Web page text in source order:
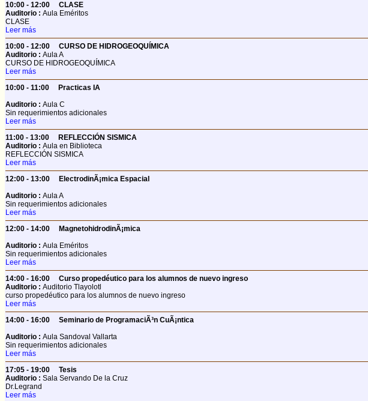
10:00 - 12:00 CLASE
Auditorio : Aula Eméritos
CLASE
Leer más
10:00 - 12:00 CURSO DE HIDROGEOQUÍMICA
Auditorio : Aula A
CURSO DE HIDROGEOQUÍMICA
Leer más
10:00 - 11:00
Practicas IA
Auditorio : Aula C
Sin requerimientos adicionales
Leer más
11:00 - 13:00
REFLECCIÓN SISMICA
Auditorio : Aula en Biblioteca
REFLECCIÓN SISMICA
Leer más
12:00 - 13:00
ElectrodinÃ¡mica Espacial
Auditorio : Aula A
Sin requerimientos adicionales
Leer más
12:00 - 14:00
MagnetohidrodinÃ¡mica
Auditorio : Aula Eméritos
Sin requerimientos adicionales
Leer más
14:00 - 16:00 Curso propedéutico para los alumnos de nuevo ingreso
Auditorio : Auditorio Tlayolotl
curso propedéutico para los alumnos de nuevo ingreso
Leer más
14:00 - 16:00 Seminario de ProgramaciÃ³n CuÃ¡ntica
Auditorio : Aula Sandoval Vallarta
Sin requerimientos adicionales
Leer más
17:05 - 19:00 Tesis
Auditorio : Sala Servando De la Cruz
Dr.Legrand
Leer más